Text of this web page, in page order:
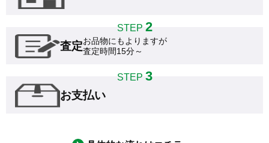
STEP 2
査定お品物にもよりますが
査定時間15分～
STEP 3
お支払い